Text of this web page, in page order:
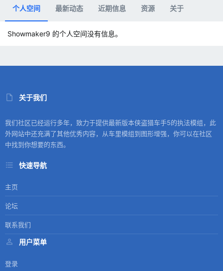
个人空间 最新动态 近期信息 资源 关于
Showmaker9 的个人空间没有信息。
关于我们
我们社区已经运行多年，致力于提供最新版本侠盗猎车手5的执法模组，此
外网站中还充满了其他优秀内容，从车里模组到图形增强，你可以在社区
中找到你想要的东西。
快速导航
主页
论坛
联系我们
用户菜单
登录